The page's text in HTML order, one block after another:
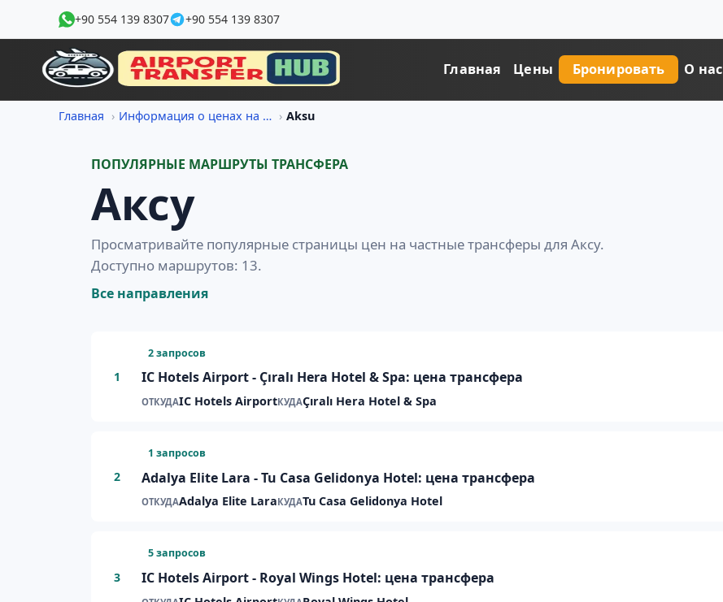
+90 554 139 8307 +90 554 139 8307
Главная Цены Бронировать О нас
Главная Информация о ценах на трансфер Aksu
ПОПУЛЯРНЫЕ МАРШРУТЫ ТРАНСФЕРА
Аксу
Просматривайте популярные страницы цен на частные трансферы для Аксу.
Доступно маршрутов: 13.
Все направления
1
2 запросов
IC Hotels Airport - Çıralı Hera Hotel & Spa: цена трансфера
ОТКУДАIC Hotels AirportКУДАÇıralı Hera Hotel & Spa
2
1 запросов
Adalya Elite Lara - Tu Casa Gelidonya Hotel: цена трансфера
ОТКУДАAdalya Elite LaraКУДАTu Casa Gelidonya Hotel
3
5 запросов
IC Hotels Airport - Royal Wings Hotel: цена трансфера